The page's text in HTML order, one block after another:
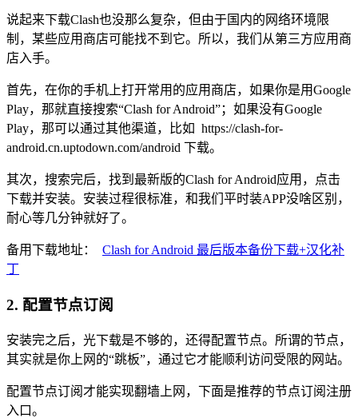
说起来下载Clash也没那么复杂，但由于国内的网络环境限
制，某些应用商店可能找不到它。所以，我们从第三方应用商
店入手。
首先，在你的手机上打开常用的应用商店，如果你是用Google
Play，那就直接搜索“Clash for Android”；如果没有Google
Play，那可以通过其他渠道，比如 https://clash-for-
android.cn.uptodown.com/android 下载。
其次，搜索完后，找到最新版的Clash for Android应用，点击
下载并安装。安装过程很标准，和我们平时装APP没啥区别，
耐心等几分钟就好了。
备用下载地址： Clash for Android 最后版本备份下载+汉化补
丁
2. 配置节点订阅
安装完之后，光下载是不够的，还得配置节点。所谓的节点，
其实就是你上网的“跳板”，通过它才能顺利访问受限的网站。
配置节点订阅才能实现翻墙上网，下面是推荐的节点订阅注册
入口。